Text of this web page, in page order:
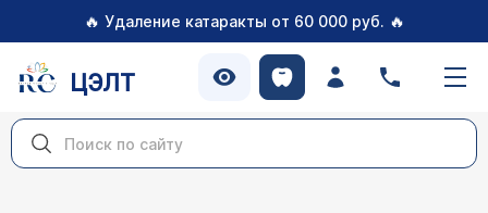
🔥 Удаление катаракты от 60 000 руб. 🔥
ЦЭЛТ